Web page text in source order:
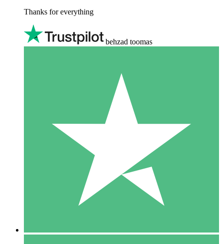
Thanks for everything
behzad toomas